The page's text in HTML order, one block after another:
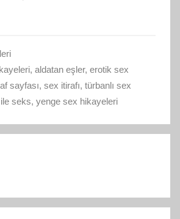
, aldatan eşler, erotik sex
sayfası, sex itirafı, türbanlı sex
seks, yenge sex hikayeleri